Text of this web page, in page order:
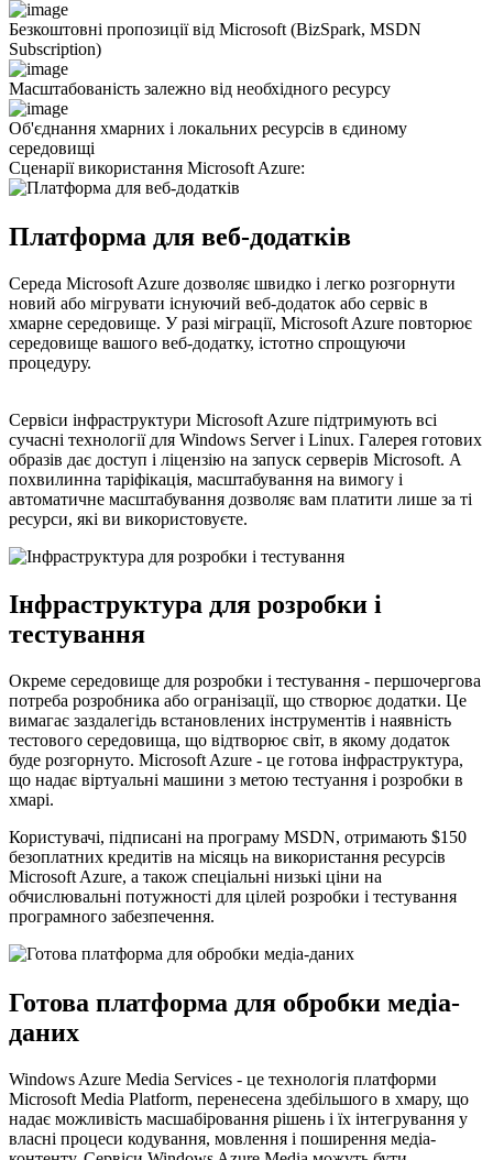
Безкоштовні пропозиції від Microsoft (BizSpark, MSDN
Subscription)
Масштабованість залежно від необхідного ресурсу
Об'єднання хмарних і локальних ресурсів в єдиному
середовищі
Сценарії використання Мicrosoft Azure:
Платформа для веб-додатків
Середа Microsoft Azure дозволяє швидко і легко розгорнути
новий або мігрувати існуючий веб-додаток або сервіс в
хмарне середовище. У разі міграції, Microsoft Azure повторює
середовище вашого веб-додатку, істотно спрощуючи
процедуру.
Сервіси інфраструктури Microsoft Azure підтримують всі
сучасні технології для Windows Server і Linux. Галерея готових
образів дає доступ і ліцензію на запуск серверів Microsoft. А
похвилинна таріфікація, масштабування на вимогу і
автоматичне масштабування дозволяє вам платити лише за ті
ресурси, які ви використовуєте.
Інфраструктура для розробки і
тестування
Окреме середовище для розробки і тестування - першочергова
потреба розробника або огранізації, що створює додатки. Це
вимагає заздалегідь встановлених інструментів і наявність
тестового середовища, що відтворює світ, в якому додаток
буде розгорнуто. Microsoft Azure - це готова інфраструктура,
що надає віртуальні машини з метою тестуання і розробки в
хмарі.
Користувачі, підписані на програму MSDN, отримають $150
безоплатних кредитів на місяць на використання ресурсів
Microsoft Azure, а також спеціальні низькі ціни на
обчислювальні потужності для цілей розробки і тестування
програмного забезпечення.
Готова платформа для обробки медіа-
даних
Windows Azure Media Services - це технологія платформи
Microsoft Media Platform, перенесена здебільшого в хмару, що
надає можливість масшабіровання рішень і їх інтегрування у
власні процеси кодування, мовлення і поширення медіа-